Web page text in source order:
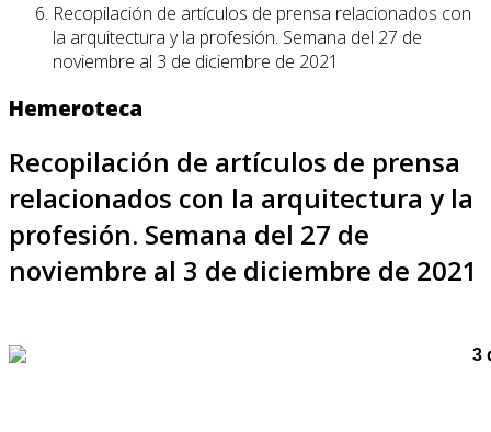
Recopilación de artículos de prensa relacionados con
la arquitectura y la profesión. Semana del 27 de
noviembre al 3 de diciembre de 2021
Hemeroteca
Recopilación de artículos de prensa
relacionados con la arquitectura y la
profesión. Semana del 27 de
noviembre al 3 de diciembre de 2021